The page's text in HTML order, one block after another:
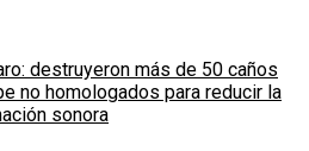
destruyeron más de 50 caños
no homologados para reducir la
sonora